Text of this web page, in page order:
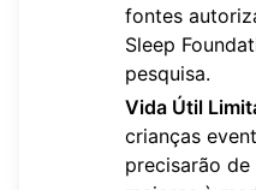
fontes
Sleep
pesquisa.
Vida Útil
crianças
precisarão de